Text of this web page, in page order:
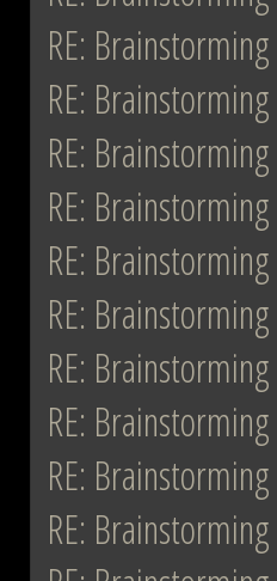
RE: Brainstorming
RE: Brainstorming
RE: Brainstorming
RE: Brainstorming
RE: Brainstorming
RE: Brainstorming
RE: Brainstorming
RE: Brainstorming
RE: Brainstorming
RE: Brainstorming